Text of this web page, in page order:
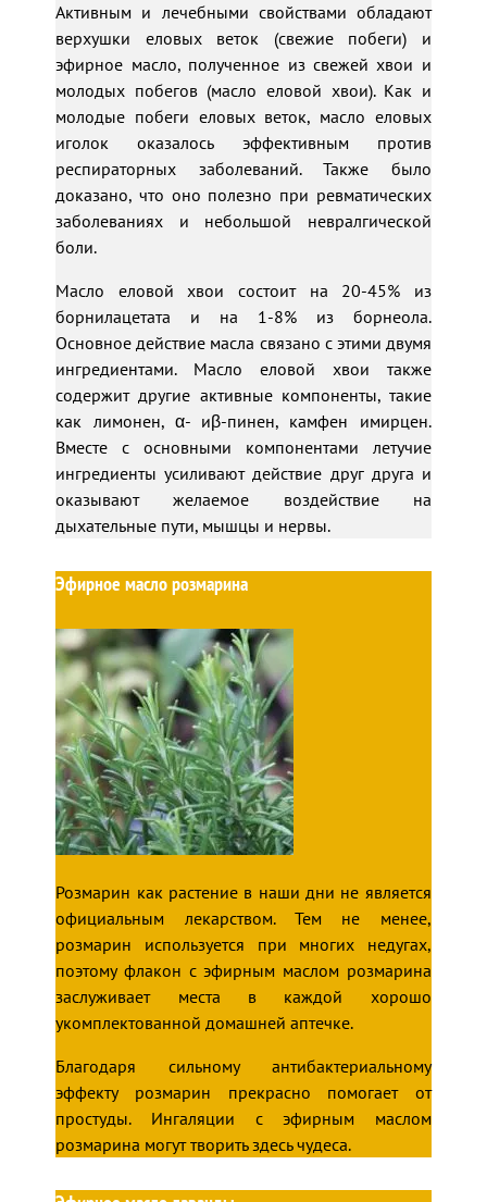
Активным и лечебными свойствами обладают
верхушки еловых веток (свежие побеги) и
эфирное масло, полученное из свежей хвои и
молодых побегов (масло еловой хвои). Как и
молодые побеги еловых веток, масло еловых
иголок оказалось эффективным против
респираторных заболеваний. Также было
доказано, что оно полезно при ревматических
заболеваниях и небольшой невралгической
боли.
Масло еловой хвои состоит на 20-45% из
борнилацетата и на 1-8% из борнеола.
Основное действие масла связано с этими двумя
ингредиентами. Масло еловой хвои также
содержит другие активные компоненты, такие
как лимонен, α- иβ-пинен, камфен имирцен.
Вместе с основными компонентами летучие
ингредиенты усиливают действие друг друга и
оказывают желаемое воздействие на
дыхательные пути, мышцы и нервы.
Эфирное масло розмарина
Розмарин как растение в наши дни не является
официальным лекарством. Тем не менее,
розмарин используется при многих недугах,
поэтому флакон с эфирным маслом розмарина
заслуживает места в каждой хорошо
укомплектованной домашней аптечке.
Благодаря сильному антибактериальному
эффекту розмарин прекрасно помогает от
простуды. Ингаляции с эфирным маслом
розмарина могут творить здесь чудеса.